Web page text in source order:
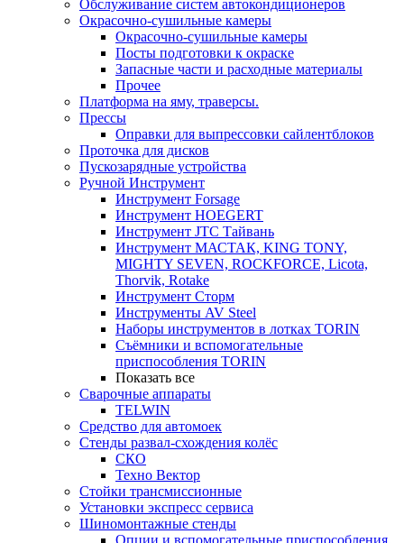
Обслуживание систем автокондиционеров
Окрасочно-сушильные камеры
Окрасочно-сушильные камеры
Посты подготовки к окраске
Запасные части и расходные материалы
Прочее
Платформа на яму, траверсы.
Прессы
Оправки для выпрессовки сайлентблоков
Проточка для дисков
Пускозарядные устройства
Ручной Инструмент
Инструмент Forsage
Инструмент HOEGERT
Инструмент JTC Тайвань
Инструмент МАСТАК, KING TONY,
MIGHTY SEVEN, ROCKFORCE, Licota,
Thorvik, Rotake
Инструмент Сторм
Инструменты AV Steel
Наборы инструментов в лотках TORIN
Съёмники и вспомогательные
приспособления TORIN
Показать все
Сварочные аппараты
TELWIN
Средство для автомоек
Стенды развал-схождения колёс
СКО
Техно Вектор
Стойки трансмиссионные
Установки экспресс сервиса
Шиномонтажные стенды